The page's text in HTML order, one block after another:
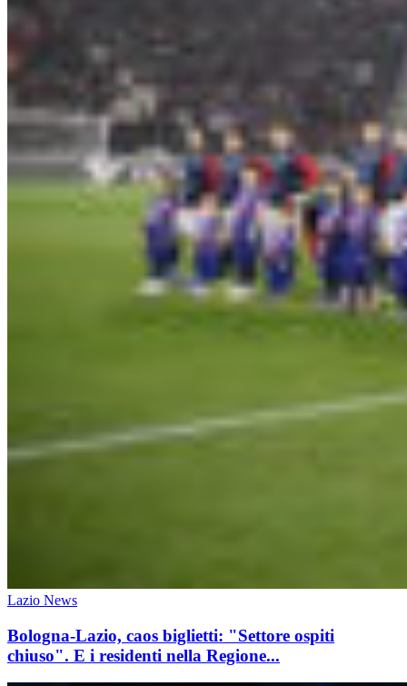
Lazio News
Bologna-Lazio, caos biglietti: "Settore ospiti
chiuso". E i residenti nella Regione...